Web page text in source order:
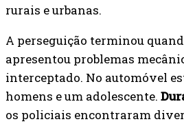
rurais e urbanas.
A perseguição terminou
apresentou problemas
interceptado. No automóvel
homens e um adolescente.
os policiais encontraram